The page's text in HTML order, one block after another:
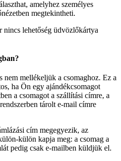
amelyhez személyes
megtekintheti.
nincs lehetőség üdvözlőkártya
nem mellékeljük a csomaghoz. Ez a
ha Ön egy ajándékcsomagot
a csomagot a szállítási címre, a
tárolt e-mail címre
cím megegyezik, az
külön kapja meg: a csomag a
pedig csak e-mailben küldjük el.